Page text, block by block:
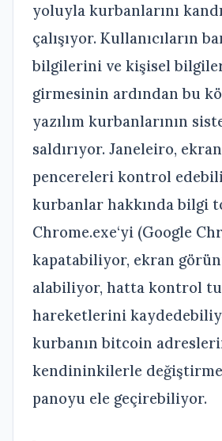
yoluyla kurbanlarını
çalışıyor. Kullanıcıların
bilgilerini ve kişisel
girmesinin ardından bu
yazılım kurbanlarının
saldırıyor. Janeleiro,
pencereleri kontrol
kurbanlar hakkında bilgi
Chrome.exe‘yi (Google
kapatabiliyor, ekran
alabiliyor, hatta kontrol
hareketlerini
kurbanın bitcoin
kendininkilerle
panoyu ele geçirebiliyor.